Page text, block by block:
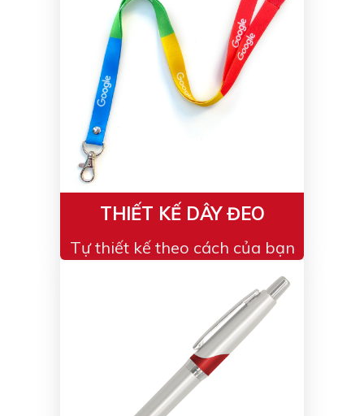
THIẾT KẾ DÂY ĐEO
Tự thiết kế theo cách của bạn